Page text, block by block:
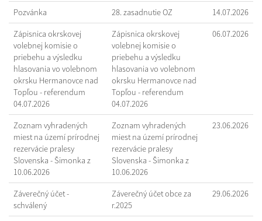
Pozvánka 28. zasadnutie OZ 14.07.2026
Zápisnica okrskovej
volebnej komisie o
priebehu a výsledku
hlasovania vo volebnom
okrsku Hermanovce nad
Topľou - referendum
04.07.2026
Zápisnica okrskovej
volebnej komisie o
priebehu a výsledku
hlasovania vo volebnom
okrsku Hermanovce nad
Topľou - referendum
04.07.2026
06.07.2026
Zoznam vyhradených
miest na území prírodnej
rezervácie pralesy
Slovenska - Šimonka z
10.06.2026
Zoznam vyhradených
miest na území prírodnej
rezervácie pralesy
Slovenska - Šimonka z
10.06.2026
23.06.2026
Záverečný účet -
schválený
Záverečný účet obce za
r.2025
29.06.2026